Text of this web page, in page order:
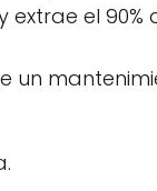
el
un